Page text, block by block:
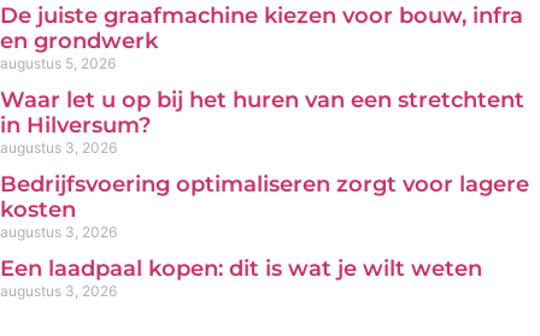
De juiste graafmachine kiezen voor bouw, infra
en grondwerk
augustus 5, 2026
Waar let u op bij het huren van een stretchtent
in Hilversum?
augustus 3, 2026
Bedrijfsvoering optimaliseren zorgt voor lagere
kosten
augustus 3, 2026
Een laadpaal kopen: dit is wat je wilt weten
augustus 3, 2026